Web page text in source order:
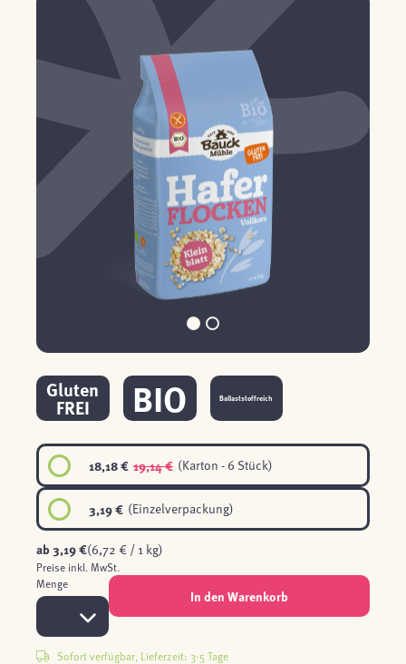
Gluten
FREI BIO Ballaststoffreich
18,18 € 19,14 € (Karton - 6 Stück)
3,19 € (Einzelverpackung)
ab3,19 €(6,72 € / 1 kg)
Preise inkl. MwSt.
Menge
In den Warenkorb
Sofort verfügbar, Lieferzeit: 3-5 Tage